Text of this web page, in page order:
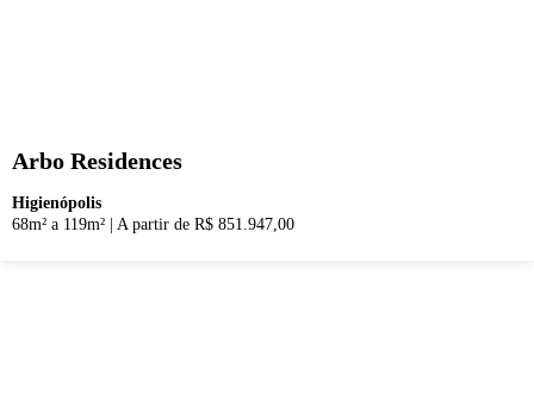
Arbo Residences
Higienópolis
68m² a 119m²
A partir de R$ 851.947,00